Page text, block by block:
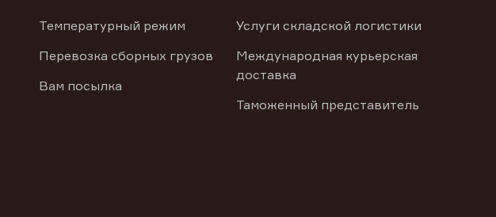
Температурный режим
Перевозка сборных грузов
Вам посылка
Услуги складской логистики
Международная курьерская
доставка
Таможенный представитель